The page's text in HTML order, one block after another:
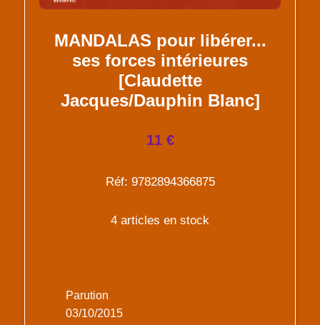
MANDALAS pour libérer...
ses forces intérieures
[Claudette
Jacques/Dauphin Blanc]
11 €
Réf: 9782894366875
4 articles en stock
Parution
03/10/2015